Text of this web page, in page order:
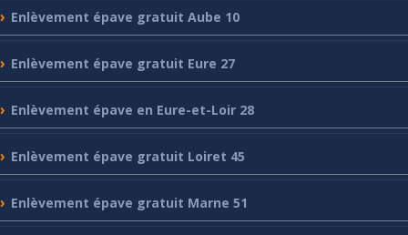
Enlèvement épave gratuit Aube 10
Enlèvement épave gratuit Eure 27
Enlèvement épave en Eure-et-Loir 28
Enlèvement épave gratuit Loiret 45
Enlèvement épave gratuit Marne 51